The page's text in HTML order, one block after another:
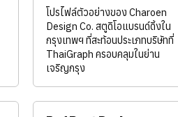
โปรไฟล์ตัวอย่างของ Charoen
Design Co. สตูดิโอแบรนด์ดิ้งใน
กรุงเทพฯ ที่สะท้อนประเภทบริษัทที่
ThaiGraph ครอบคลุมในย่าน
เจริญกรุง